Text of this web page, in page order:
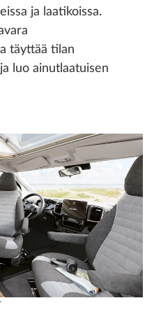
ja laatikoissa.
täyttää tilan
luo ainutlaatuisen